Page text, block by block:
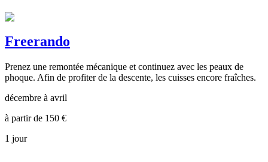
Freerando
Prenez une remontée mécanique et continuez avec les peaux de
phoque. Afin de profiter de la descente, les cuisses encore fraîches.
décembre à avril
à partir de 150 €
1 jour